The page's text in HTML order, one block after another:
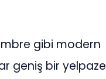
gibi modern
geniş bir yelpaze